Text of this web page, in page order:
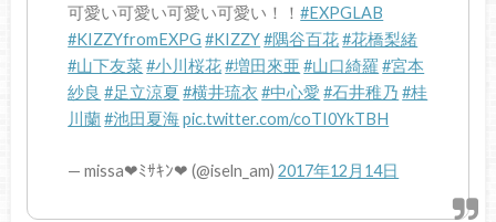
可愛い可愛い可愛い可愛い！！#EXPGLAB
#KIZZYfromEXPG #KIZZY#隅谷百花#花橋梨緒
#山下友菜#小川桜花#増田來亜 #山口綺羅 #宮本
紗良 #足立涼夏 #横井琉衣 #中心愛 #石井稚乃 #桂
川蘭#池田夏海pic.twitter.com/coTI0YkTBH
— missa❤︎ﾐｻｷﾝ❤︎ (@iseln_am)2017年12月14日